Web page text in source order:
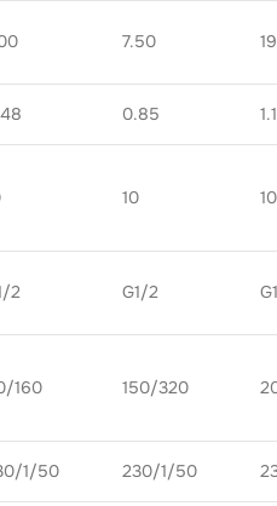
7.50
0.85
10 10
2 G1/2
160 150/320
1/50 230/1/50